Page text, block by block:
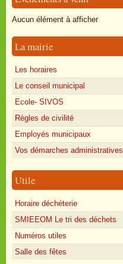
Oisly autrefois
Annonces
Aucun élément à afficher
La mairie
Les horaires
Le conseil municipal
Ecole- SIVOS
Règles de civilité
Employés municipaux
Vos démarches administratives
Utile
Horaire déchéterie
SMIEEOM Le tri des déchets
Numéros utiles
Salle des fêtes